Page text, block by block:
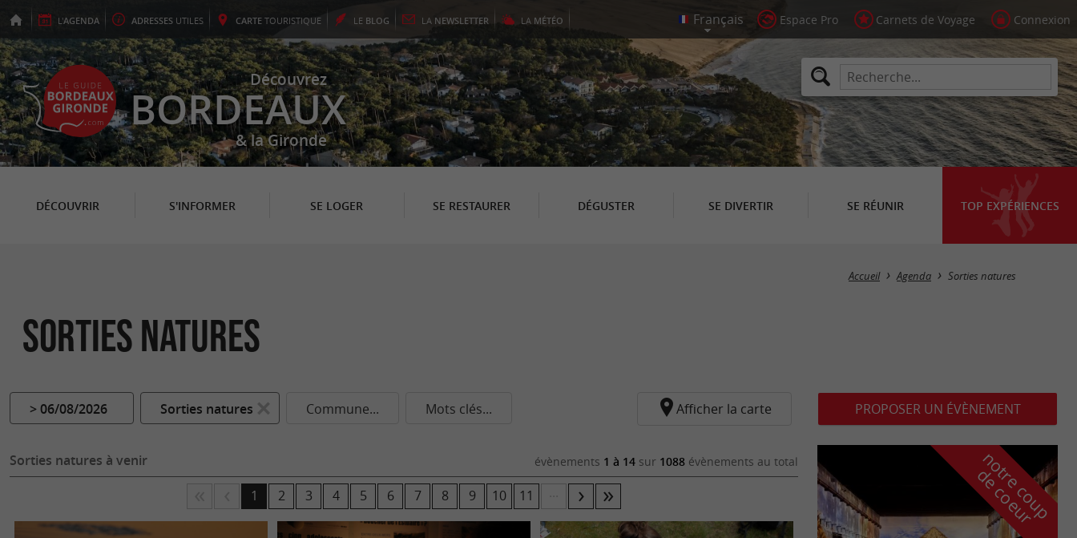
L'AGENDA ADRESSES UTILES CARTE TOURISTIQUE LE BLOG LA NEWSLETTER LA MÉTÉO Espace Pro Carnets de Voyage Connexion
Découvrez
BORDEAUX
& la Gironde
DÉCOUVRIR S'INFORMER SE LOGER SE RESTAURER DÉGUSTER SE DIVERTIR SE RÉUNIR TOP EXPÉRIENCES
Accueil Agenda Sorties natures
Sorties natures
> 06/08/2026 Sorties natures Commune... Mots clés... Afficher la carte
Sorties natures à venir évènements 1 à 14 sur 1088 évènements au total
1 2 3 4 5 6 7 8 9 10 11
PROPOSER UN ÉVÈNEMENT
n
o
t
r
e
c
o
u
p
d
e
c
o
e
u
r